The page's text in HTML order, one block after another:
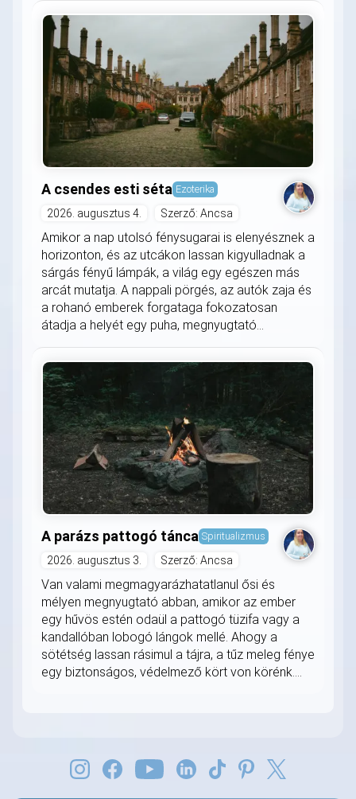
A csendes esti séta Ezoterika
2026. augusztus 4. Szerző: Ancsa
Amikor a nap utolsó fénysugarai is elenyésznek a
horizonton, és az utcákon lassan kigyulladnak a
sárgás fényű lámpák, a világ egy egészen más
arcát mutatja. A nappali pörgés, az autók zaja és
a rohanó emberek forgataga fokozatosan
átadja a helyét egy puha, megnyugtató...
A parázs pattogó tánca Spiritualizmus
2026. augusztus 3. Szerző: Ancsa
Van valami megmagyarázhatatlanul ősi és
mélyen megnyugtató abban, amikor az ember
egy hűvös estén odaül a pattogó tüzifa vagy a
kandallóban lobogó lángok mellé. Ahogy a
sötétség lassan rásimul a tájra, a tűz meleg fénye
egy biztonságos, védelmező kört von körénk....